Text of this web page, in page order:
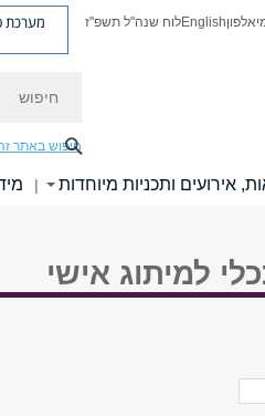
אלפוןEnglishלוח שנה"ל תשפ"ז מערכת
חיפוש באתר
אירועים ותכניות מיוחדות |
למיתוג אישי